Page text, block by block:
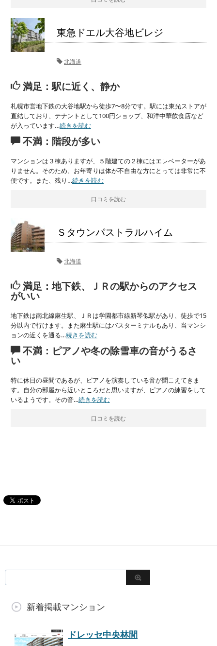
東急ドエル大谷地ビレジ
北海道
満足：駅に近く、静か
札幌市営地下鉄の大谷地駅から徒歩7〜8分です。駅には東光ストアが
直結しており、テナントとして100円ショップ、和洋中華飲食店など
が入っています…続きを読む
不満：階段が多い
マンションは３棟ありますが、５階建ての２棟にはエレベーターがあ
りません。そのため、お年寄りは体が不自由な方にとっては非常に不
便です。また、残り…続きを読む
口コミを読む
Ｓタウンパストラルハイム
北海道
満足：地下鉄、ＪＲの駅からのアクセス
がいい
地下鉄は南北線麻生駅、ＪＲは学園都市線新琴似駅があり、徒歩で15
分以内で行けます。また麻生駅にはバスターミナルもあり、当マンシ
ョンの近くを通る…続きを読む
不満：ピアノや冬の除雪車の音がうるさ
い
特に休日の昼間であるが、ピアノを演奏している音が聞こえてきま
す。自分の部屋から近いところだと思いますが、ピアノの練習をして
いるようです。その音…続きを読む
口コミを読む
新着掲載マンション
ドレッセ中央林間